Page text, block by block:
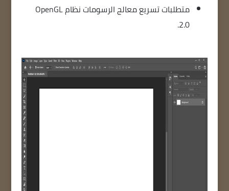
متطلبات تسريع معالج الرسومات نظام OpenGL
2.0.